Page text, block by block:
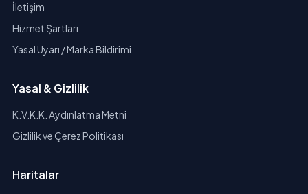
İletişim
Hizmet Şartları
Yasal Uyarı / Marka Bildirimi
Yasal & Gizlilik
K.V.K.K. Aydınlatma Metni
Gizlilik ve Çerez Politikası
Haritalar